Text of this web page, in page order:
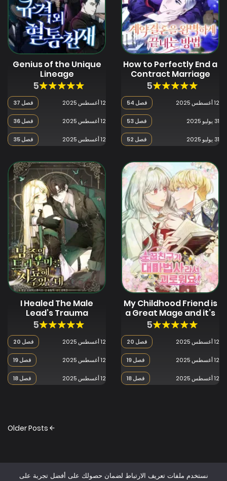
How to Perfectly End a
Contract Marriage
5
فصل 54 12 أغسطس 2025
فصل 53 31 يوليو 2025
فصل 52 31 يوليو 2025
Genius of the Unique
Lineage
5
فصل 37 12 أغسطس 2025
فصل 36 12 أغسطس 2025
فصل 35 12 أغسطس 2025
My Childhood Friend is
a Great Mage and it’s
Driving me Crazy!
5
فصل 20 12 أغسطس 2025
فصل 19 12 أغسطس 2025
فصل 18 12 أغسطس 2025
I Healed The Male
Lead’s Trauma
5
فصل 20 12 أغسطس 2025
فصل 19 12 أغسطس 2025
فصل 18 12 أغسطس 2025
نستخدم ملفات تعريف الارتباط لضمان حصولك على أفضل تجربة على